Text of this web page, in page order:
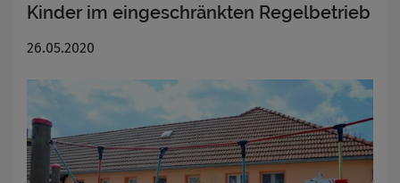
Kinder im eingeschränkten Regelbetrieb
26.05.2020